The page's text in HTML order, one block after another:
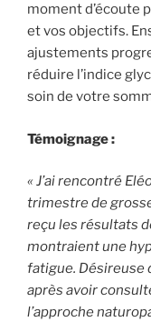
moment d’écoute
et vos objectifs.
ajustements
réduire l’indice
soin de votre
Témoignage :
« J’ai rencontré
trimestre de
reçu les résultats
montraient une
fatigue. Désireuse
après avoir
l’approche